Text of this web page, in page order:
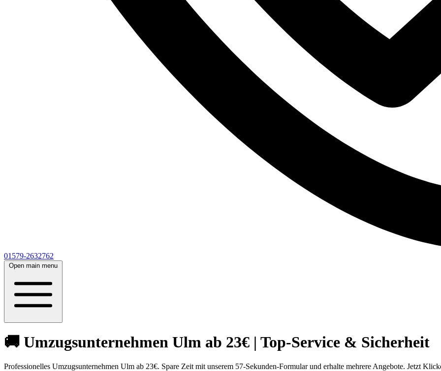
01579-2632762
Open main menu
🚚 Umzugsunternehmen Ulm ab 23€ | Top-Service & Sicherheit
Professionelles Umzugsunternehmen Ulm ab 23€. Spare Zeit mit unserem 57-Sekunden-Formular und erhalte mehrere Angebote. Jetzt